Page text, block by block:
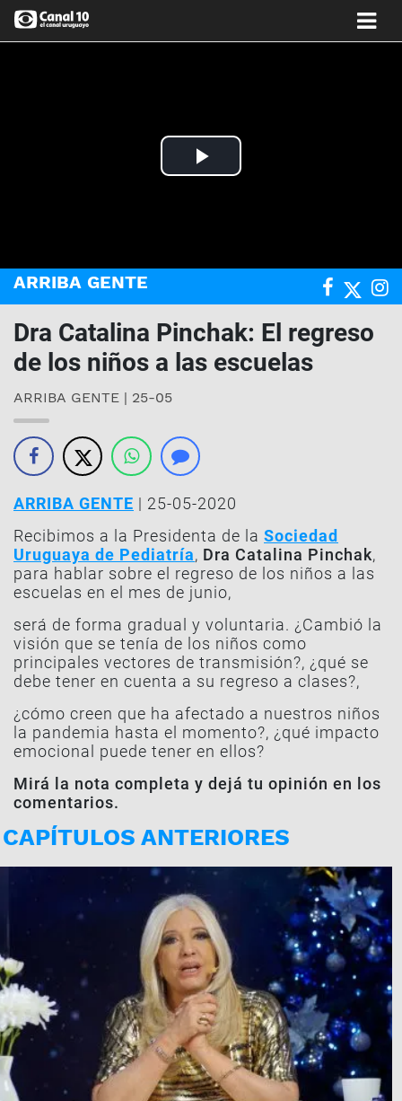
Play
ARRIBA GENTE
Dra Catalina Pinchak: El regreso
de los niños a las escuelas
ARRIBA GENTE | 25-05
ARRIBA GENTE | 25-05-2020
Recibimos a la Presidenta de la Sociedad
Uruguaya de Pediatría, Dra Catalina Pinchak,
para hablar sobre el regreso de los niños a las
escuelas en el mes de junio,
será de forma gradual y voluntaria. ¿Cambió la
visión que se tenía de los niños como
principales vectores de transmisión?, ¿qué se
debe tener en cuenta a su regreso a clases?,
¿cómo creen que ha afectado a nuestros niños
la pandemia hasta el momento?, ¿qué impacto
emocional puede tener en ellos?
Mirá la nota completa y dejá tu opinión en los
comentarios.
CAPÍTULOS ANTERIORES